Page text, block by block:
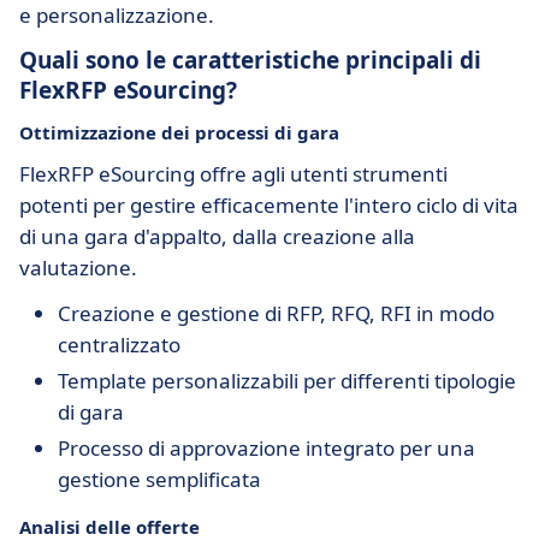
e personalizzazione.
Quali sono le caratteristiche principali di
FlexRFP eSourcing?
Ottimizzazione dei processi di gara
FlexRFP eSourcing offre agli utenti strumenti
potenti per gestire efficacemente l'intero ciclo di vita
di una gara d'appalto, dalla creazione alla
valutazione.
Creazione e gestione di RFP, RFQ, RFI in modo
centralizzato
Template personalizzabili per differenti tipologie
di gara
Processo di approvazione integrato per una
gestione semplificata
Analisi delle offerte